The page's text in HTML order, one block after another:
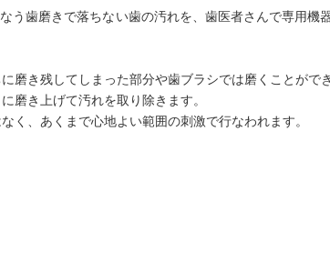
う歯磨きで落ちない歯の汚れを、歯医者さんで専用機
磨き残してしまった部分や歯ブラシでは磨くことがで
磨き上げて汚れを取り除きます。
く、あくまで心地よい範囲の刺激で行なわれます。